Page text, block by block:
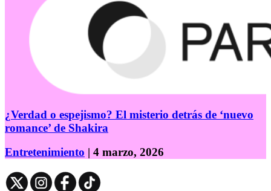
¿Verdad o espejismo? El misterio detrás de ‘nuevo
romance’ de Shakira
Entretenimiento | 4 marzo, 2026